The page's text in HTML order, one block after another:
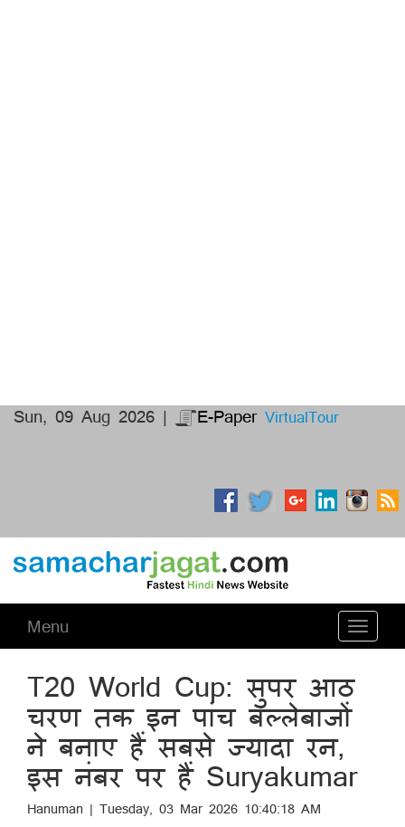
Sun, 09 Aug 2026 | E-Paper VirtualTour
Toggle
Menu
T20 World Cup: सुपर आठ
चरण तक इन पांच बल्लेबाजों
ने बनाए हैं सबसे ज्यादा रन,
इस नंबर पर हैं Suryakumar
Hanuman | Tuesday, 03 Mar 2026 10:40:18 AM